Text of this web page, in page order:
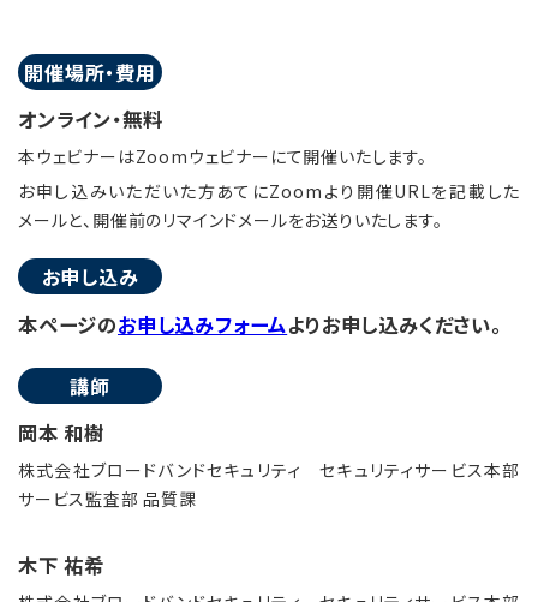
開催場所・費用
オンライン・無料
本ウェビナーはZoomウェビナーにて開催いたします。
お申し込みいただいた方あてにZoomより開催URLを記載した
メールと、開催前のリマインドメールをお送りいたします。
お申し込み
本ページのお申し込みフォームよりお申し込みください。
講師
岡本 和樹
株式会社ブロードバンドセキュリティ セキュリティサービス本部
サービス監査部 品質課
木下 祐希